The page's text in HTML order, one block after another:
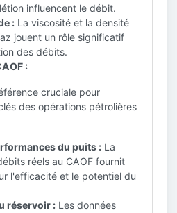
influencent le débit.
: La viscosité et la densité
jouent un rôle significatif
des débits.
:
cruciale pour
des opérations pétrolières
du puits : La
réels au CAOF fournit
l'efficacité et le potentiel du
réservoir : Les données